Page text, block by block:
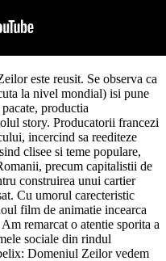
este reusit. Se observa ca
la nivel mondial) isi pune
productia
story. Producatorii francezi
incercind sa reediteze
clisee si teme populare,
precum capitalistii de
construirea unui cartier
Cu umorul carecteristic
film de animatie incearca
remarcat o atentie sporita a
sociale din rindul
Domeniul Zeilor vedem